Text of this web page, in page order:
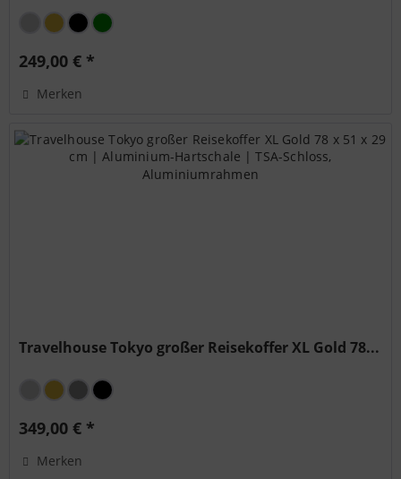
249,00 € *
Merken
Travelhouse Tokyo großer Reisekoffer XL Gold 78...
349,00 € *
Merken